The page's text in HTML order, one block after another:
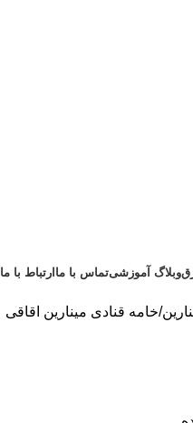
وبلاگ آموزشیتماس با ما ارتباط با ما
خامه قنادی مینارین اقاقی